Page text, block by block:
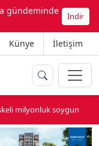
gündeminde
İndir
Künye İletişim
milyonluk soygun